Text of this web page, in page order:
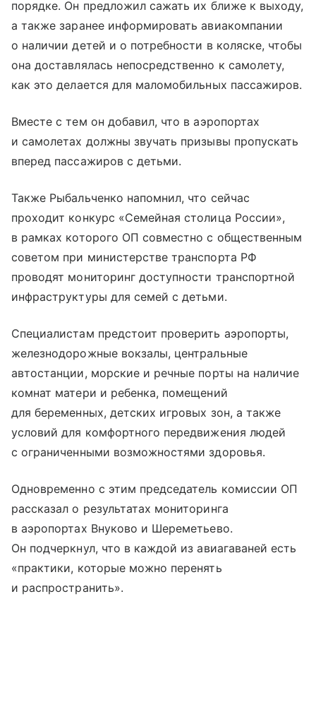
порядке. Он предложил сажать их ближе к выходу,
а также заранее информировать авиакомпании
о наличии детей и о потребности в коляске, чтобы
она доставлялась непосредственно к самолету,
как это делается для маломобильных пассажиров.
Вместе с тем он добавил, что в аэропортах
и самолетах должны звучать призывы пропускать
вперед пассажиров с детьми.
Также Рыбальченко напомнил, что сейчас
проходит конкурс «Семейная столица России»,
в рамках которого ОП совместно с общественным
советом при министерстве транспорта РФ
проводят мониторинг доступности транспортной
инфраструктуры для семей с детьми.
Специалистам предстоит проверить аэропорты,
железнодорожные вокзалы, центральные
автостанции, морские и речные порты на наличие
комнат матери и ребенка, помещений
для беременных, детских игровых зон, а также
условий для комфортного передвижения людей
с ограниченными возможностями здоровья.
Одновременно с этим председатель комиссии ОП
рассказал о результатах мониторинга
в аэропортах Внуково и Шереметьево.
Он подчеркнул, что в каждой из авиагаваней есть
«практики, которые можно перенять
и распространить».